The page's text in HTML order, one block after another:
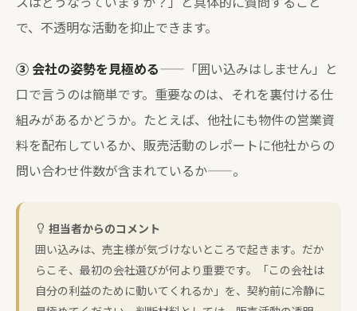
で、不透明な活動を抑止できます。
③ 会社の姿勢を見極める——「囲い込みはしません」と
口で言うのは簡単です。重要なのは、それを裏付ける仕
組みがあるかどうか。たとえば、他社にも物件の営業資
料を配布しているか、販売活動のレポートに他社からの
問い合わせ件数が含まれているか——。
担当者からのコメント
囲い込みは、売主様が気づけないところで起きます。だか
らこそ、最初の会社選びが何より重要です。「この会社は
自分の利益のために動いてくれるか」を、契約前に冷静に